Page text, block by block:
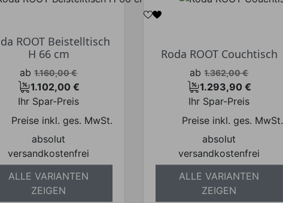
ROOT Beistelltisch
H 66 cm
Verkaufspreis
ab 1.160,00 €
Preis
1.102,00 €
Ihr Spar-Preis
Preise inkl. ges. MwSt.
absolut
versandkostenfrei
ALLE VARIANTEN
ZEIGEN
Roda ROOT Couchtisch
Verkaufspreis
ab 1.362,00 €
Preis
1.293,90 €
Ihr Spar-Preis
Preise inkl. ges. MwSt.
absolut
versandkostenfrei
ALLE VARIANTEN
ZEIGEN